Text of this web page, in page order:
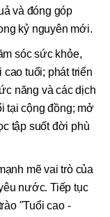
và đóng góp
kỷ nguyên mới.
sóc sức khỏe,
tuổi; phát triển
năng và các dịch
tại cộng đồng; mở
tập suốt đời phù
mẽ vai trò của
nước. Tiếp tục
"Tuổi cao -